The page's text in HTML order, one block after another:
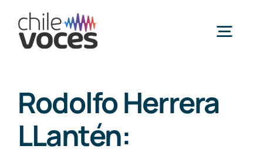
Saltar
contenido
Nosotros
Rodolfo Herrera
LLantén: